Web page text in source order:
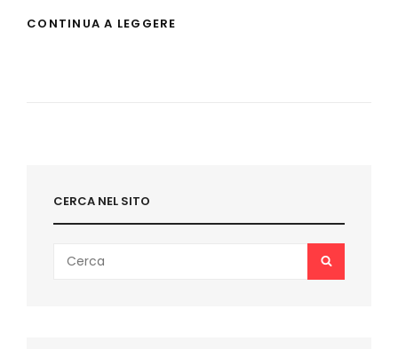
CONTINUA A LEGGERE
CERCA NEL SITO
for:
SEARCH